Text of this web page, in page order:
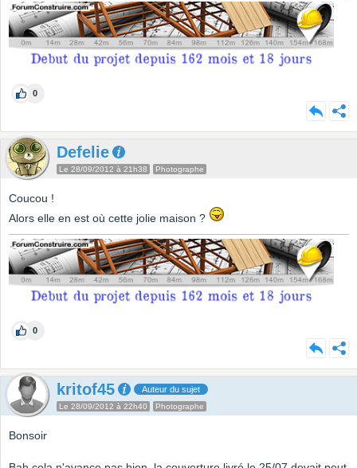
0
Defelie
Le 28/09/2012 à 21h38 Photographe
Coucou !
Alors elle en est où cette jolie maison ?
0
kritof45 Auteur du sujet
Le 28/09/2012 à 22h40 Photographe
Bonsoir